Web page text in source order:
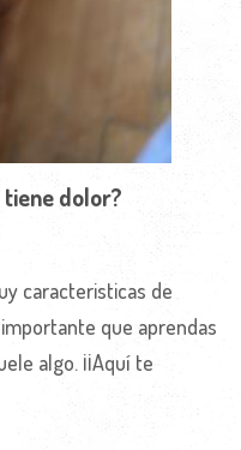
dolor?
caracteristicas de
que aprendas
algo. ¡¡Aquí te